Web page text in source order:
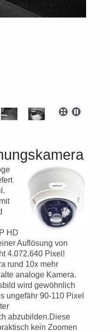
HD
Auflösung von
4.072.640 Pixel!
rund 10x mehr
analoge Kamera.
wird gewöhnlich
ungefähr 90-110 Pixel
abzubilden.Diese
kein Zoomen